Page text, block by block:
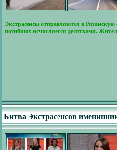
Экстрасенсы отправляются в Рязанскую
погибших исчисляется десятками.
Битва Экстрасенсов